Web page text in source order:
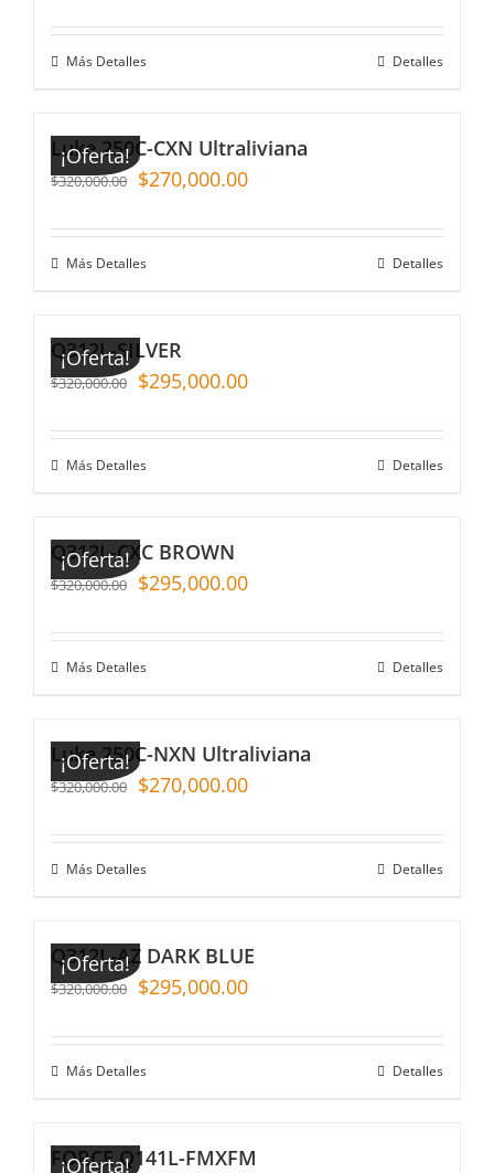
Más Detalles Detalles
¡Oferta!
Luke 250C-CXN Ultraliviana
$320,000.00 $270,000.00
Más Detalles Detalles
¡Oferta!
Q312L-SILVER
$320,000.00 $295,000.00
Más Detalles Detalles
¡Oferta!
Q312L-CXC BROWN
$320,000.00 $295,000.00
Más Detalles Detalles
¡Oferta!
Luke 250C-NXN Ultraliviana
$320,000.00 $270,000.00
Más Detalles Detalles
¡Oferta!
Q312L-AZ DARK BLUE
$320,000.00 $295,000.00
Más Detalles Detalles
¡Oferta!
FORCE Q141L-FMXFM